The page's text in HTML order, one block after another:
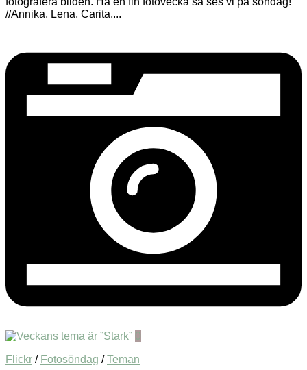
//Annika, Lena, Carita,...
0
Flickr / Fotosöndag /Teman